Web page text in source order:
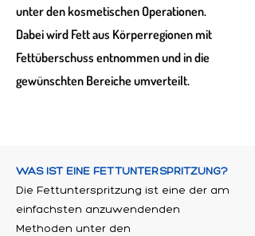
unter den kosmetischen Operationen.
Dabei wird Fett aus Körperregionen mit
Fettüberschuss entnommen und in die
gewünschten Bereiche umverteilt.
WAS IST EINE FETTUNTERSPRITZUNG?
Die Fettunterspritzung ist eine der am
einfachsten anzuwendenden
Methoden unter den